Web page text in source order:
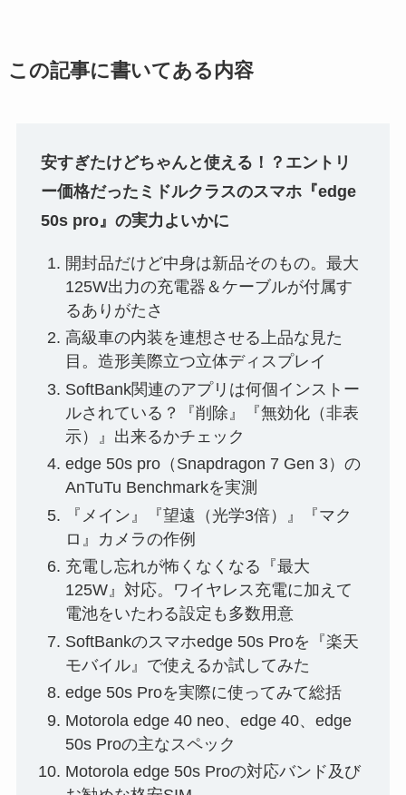
この記事に書いてある内容
安すぎたけどちゃんと使える！？エントリ
ー価格だったミドルクラスのスマホ『edge
50s pro』の実力よいかに
開封品だけど中身は新品そのもの。最大
125W出力の充電器＆ケーブルが付属す
るありがたさ
高級車の内装を連想させる上品な見た
目。造形美際立つ立体ディスプレイ
SoftBank関連のアプリは何個インストー
ルされている？『削除』『無効化（非表
示）』出来るかチェック
edge 50s pro（Snapdragon 7 Gen 3）の
AnTuTu Benchmarkを実測
『メイン』『望遠（光学3倍）』『マク
ロ』カメラの作例
充電し忘れが怖くなくなる『最大
125W』対応。ワイヤレス充電に加えて
電池をいたわる設定も多数用意
SoftBankのスマホedge 50s Proを『楽天
モバイル』で使えるか試してみた
edge 50s Proを実際に使ってみて総括
Motorola edge 40 neo、edge 40、edge
50s Proの主なスペック
Motorola edge 50s Proの対応バンド及び